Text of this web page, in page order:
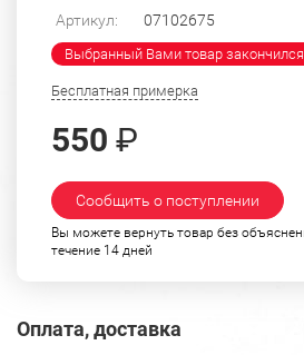
Артикул: 07102675
Выбранный Вами товар
Бесплатная примерка
550 ₽
Сообщить о поступлении
Вы можете вернуть товар без
течение 14 дней
Оплата, доставка